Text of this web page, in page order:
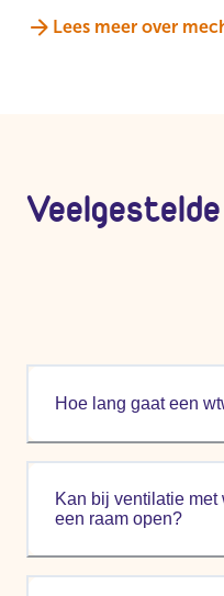
Lees meer over
Hoe lang gaat een
Kan bij ventilatie
een raam open?